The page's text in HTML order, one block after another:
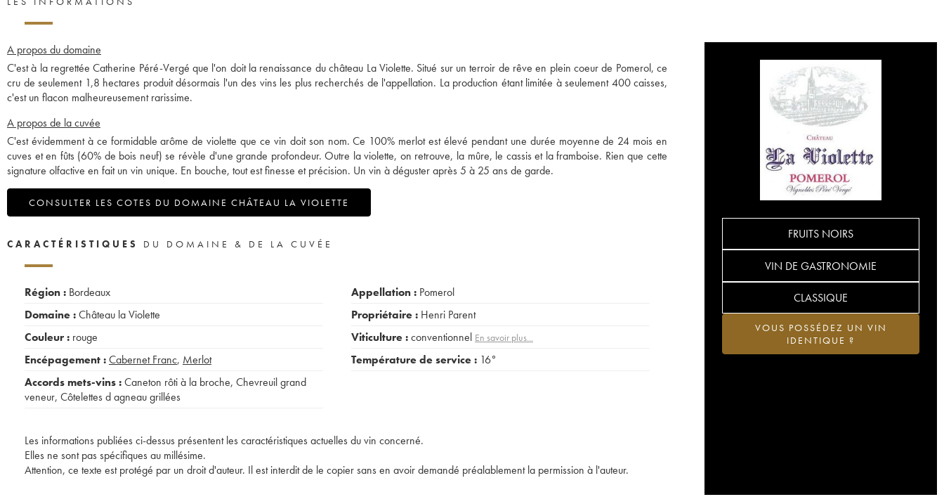
A propos du domaine
C'est à la regrettée Catherine Péré-Vergé que l'on doit la renaissance du château La Violette. Situé sur un terroir de rêve en plein coeur de Pomerol, ce
cru de seulement 1,8 hectares produit désormais l'un des vins les plus recherchés de l'appellation. La production étant limitée à seulement 400 caisses,
c'est un flacon malheureusement rarissime.
A propos de la cuvée
C'est évidemment à ce formidable arôme de violette que ce vin doit son nom. Ce 100% merlot est élevé pendant une durée moyenne de 24 mois en
cuves et en fûts (60% de bois neuf) se révèle d'une grande profondeur. Outre la violette, on retrouve, la mûre, le cassis et la framboise. Rien que cette
signature olfactive en fait un vin unique. En bouche, tout est finesse et précision. Un vin à déguster après 5 à 25 ans de garde.
CONSULTER LES COTES DU DOMAINE CHÂTEAU LA VIOLETTE
FRUITS NOIRS
VIN DE GASTRONOMIE
CLASSIQUE
VOUS POSSÉDEZ UN VIN
IDENTIQUE ?
CARACTÉRISTIQUES DU DOMAINE & DE LA CUVÉE
Région : Bordeaux
Domaine :Château la Violette
Couleur : rouge
Encépagement :Cabernet Franc, Merlot
Accords mets-vins :Caneton rôti à la broche, Chevreuil grand
veneur, Côtelettes d agneau grillées
Appellation : Pomerol
Propriétaire : Henri Parent
Viticulture :conventionnel En savoir plus...
Température de service : 16°
Les informations publiées ci-dessus présentent les caractéristiques actuelles du vin concerné.
Elles ne sont pas spécifiques au millésime.
Attention, ce texte est protégé par un droit d'auteur. Il est interdit de le copier sans en avoir demandé préalablement la permission à l'auteur.